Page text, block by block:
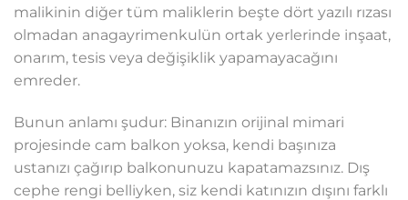
malikinin diğer tüm maliklerin beşte dört yazılı rızası
olmadan anagayrimenkulün ortak yerlerinde inşaat,
onarım, tesis veya değişiklik yapamayacağını
emreder.
Bunun anlamı şudur: Binanızın orijinal mimari
projesinde cam balkon yoksa, kendi başınıza
ustanızı çağırıp balkonunuzu kapatamazsınız. Dış
cephe rengi belliyken, siz kendi katınızın dışını farklı